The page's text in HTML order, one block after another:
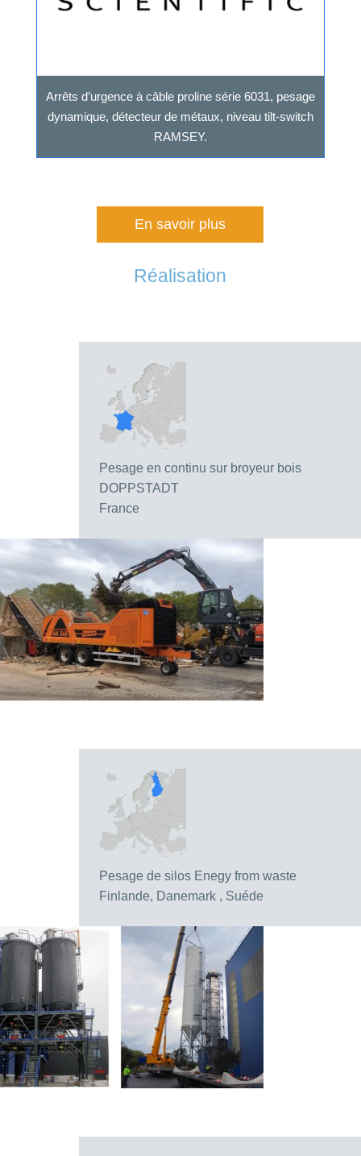
Arrêts d’urgence à câble proline série 6031, pesage
dynamique, détecteur de métaux, niveau tilt-switch
RAMSEY.
En savoir plus
Réalisation
Pesage en continu sur broyeur bois
DOPPSTADT
France
Pesage de silos Enegy from waste
Finlande, Danemark , Suéde